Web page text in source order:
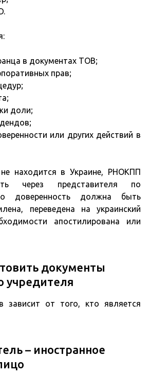
в документах ТОВ;
прав;
доли;
или других действий в
находится в Украине, РНОКПП
через представителя по
доверенность должна быть
переведена на украинский
апостилирована или
документы
учредителя
зависит от того, кто является
– иностранное